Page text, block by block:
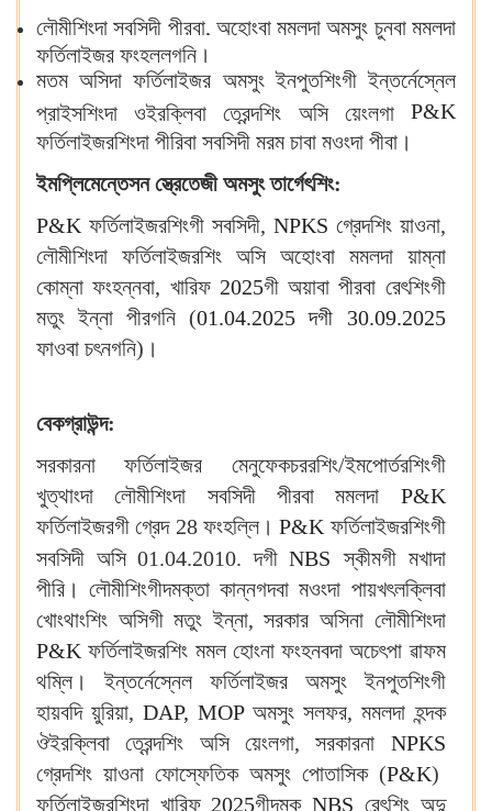
লৌমীশিংদা সবসিদী পীরবা, অহোংবা মমলদা অমসুং চুনবা মমলদা
ফর্তিলাইজর ফংহল্লগনি।
মতম অসিদা ফর্তিলাইজর অমসুং ইনপুতশিংগী ইন্তর্নেস্নেল
প্রাইসশিংদা ওইরক্লিবা ত্রেন্দশিং অসি য়েংলগা P&K
ফর্তিলাইজরশিংদা পীরিবা সবসিদী মরম চাবা মওংদা পীবা।
ইমপ্লিমেন্তেসন স্ত্রেতেজী অমসুং তার্গেৎশিং:
P&Kফর্তিলাইজরশিংগী সবসিদী, NPKS গ্রেদশিং য়াওনা,
লৌমীশিংদা ফর্তিলাইজরশিং অসি অহোংবা মমলদা য়াম্না
কোম্না ফংহন্নবা, খারিফ 2025গী অয়াবা পীরবা রেৎশিংগী
মতুং ইন্না পীরগনি (01.04.2025 দগী 30.09.2025
ফাওবা চৎনগনি)।
বেকগ্রাউন্দ:
সরকারনা ফর্তিলাইজর মেনুফেকচররশিং/ইমপোর্তরশিংগী
খুত্থাংদা লৌমীশিংদা সবসিদী পীরবা মমলদা P&K
ফর্তিলাইজরগী গ্রেদ 28 ফংহল্লি।P&K ফর্তিলাইজরশিংগী
সবসিদী অসি 01.04.2010. দগীNBS স্কীমগী মখাদা
পীরি। লৌমীশিংগীদমক্তা কান্নগদবা মওংদা পায়খৎলক্লিবা
খোংথাংশিং অসিগী মতুং ইন্না, সরকার অসিনা লৌমীশিংদা
P&Kফর্তিলাইজরশিং মমল হোংনা ফংহনবদা অচেৎপা ৱাফম
থম্লি। ইন্তর্নেস্নেল ফর্তিলাইজর অমসুং ইনপুতশিংগী
হায়বদি য়ুরিয়া,DAP, MOPঅমসুং সলফর, মমলদা হন্দক
ঔইরক্লিবা ত্রেন্দশিং অসি য়েংলগা, সরকারনা NPKS
গ্রেদশিং য়াওনা ফোস্ফেতিক অমসুং পোতাসিক (P&K)
ফর্তিলাইজরশিংদা খারিফ 2025গীদমকNBS রেৎশিং অদু